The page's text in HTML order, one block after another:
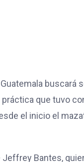
que tuvo
el inicio el
Bantes,